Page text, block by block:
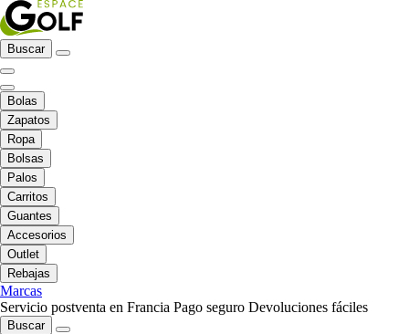
Buscar
Bolas
Zapatos
Ropa
Bolsas
Palos
Carritos
Guantes
Accesorios
Outlet
Rebajas
Marcas
Servicio postventa en Francia Pago seguro Devoluciones fáciles
Buscar